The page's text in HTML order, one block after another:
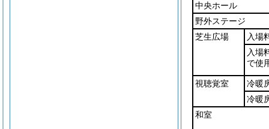
中央ホール
野外ステージ
芝生広場
入場
入場
で使
視聴覚室
冷暖
冷暖
和室